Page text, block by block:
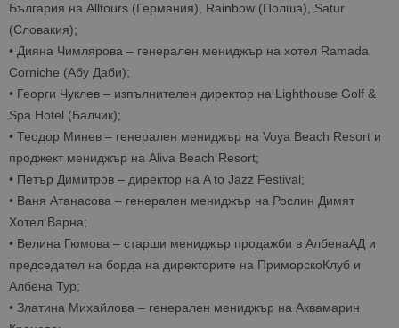
България на Alltours (Германия), Rainbow (Полша), Satur
(Словакия);
• Дияна Чимлярова – генерален мениджър на хотел Ramada
Corniche (Абу Даби);
• Георги Чуклев – изпълнителен директор на Lighthouse Golf &
Spa Hotel (Балчик);
• Теодор Минев – генерален мениджър на Voya Beach Resort и
проджект мениджър на Aliva Beach Resort;
• Петър Димитров – директор на A to Jazz Festival;
• Ваня Атанасова – генерален мениджър на Рослин Димят
Хотел Варна;
• Велина Гюмова – старши мениджър продажби в АлбенаАД и
председател на борда на директорите на ПриморскоКлуб и
Албена Тур;
• Златина Михайлова – генерален мениджър на Аквамарин